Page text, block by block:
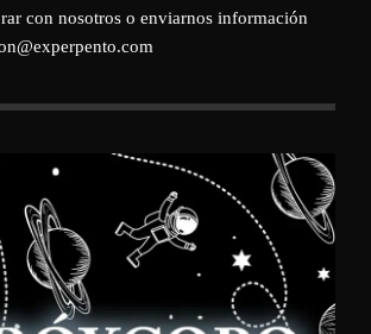
con nosotros o enviarnos información